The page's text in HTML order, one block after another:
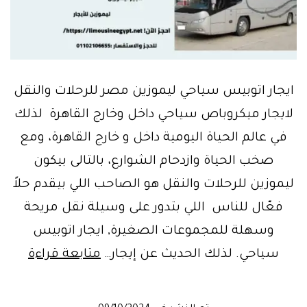
ايجار اتوبيس سياحي ليموزين مصر للرحلات والنقل
لايجار ميكروباص سياحي داخل وخارج القاهرة لذلك
في عالم الحياة اليومية داخل و خارج القاهرة، ومع
صخب الحياة وازدحام الشوارع، بالتالى بيكون
ليموزين للرحلات والنقل هو الصاحب اللي بيقدم حلاً
فعّال للناس اللي بتدور على وسيلة نقل مريحة
وسهلة للمجموعات الصغيرة, ايجار اتوبيس
سياحي. لذلك الحديث عن إيجار… متابعة قراءة